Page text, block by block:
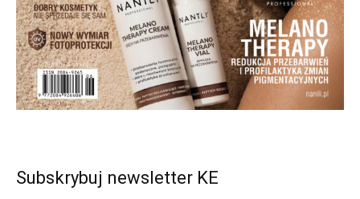
Subskrybuj newsletter KE